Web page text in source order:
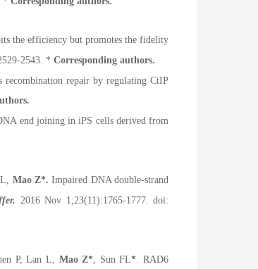
the efficiency but promotes the fidelity
2543. * Corresponding authors.
repair by regulating CtIP
end joining in iPS cells derived from
Mao Z*.Impaired DNA double-strand
2016 Nov 1;23(11):1765-1777. doi:
P, Lan L, Mao Z* , Sun FL* . RAD6